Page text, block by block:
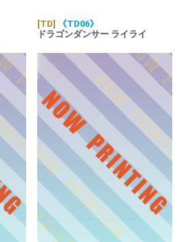
[TD]
《TD06》
ドラゴンダンサー ライライ